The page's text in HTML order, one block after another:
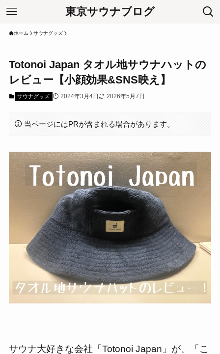
東京サウナブログ
ホーム サウナグッズ
Totonoi Japan タオル地サウナハットの
レビュー【小顔効果&SNS映え】
サウナグッズ 2024年3月4日 2026年5月7日
当ページにはPRが含まれる場合があります。
サウナ大好きな会社「Totonoi Japan」が、「こ